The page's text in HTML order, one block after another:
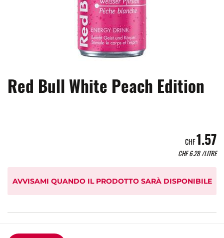
Red Bull White Peach Edition
CHF1.57
CHF6.28/LITRE
AVVISAMI QUANDO IL PRODOTTO SARÀ DISPONIBILE